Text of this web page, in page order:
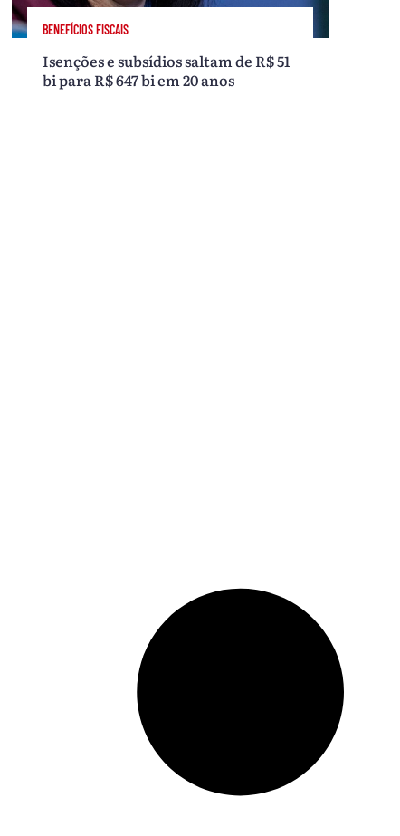
BENEFÍCIOS FISCAIS
Isenções e subsídios saltam de R$ 51
bi para R$ 647 bi em 20 anos